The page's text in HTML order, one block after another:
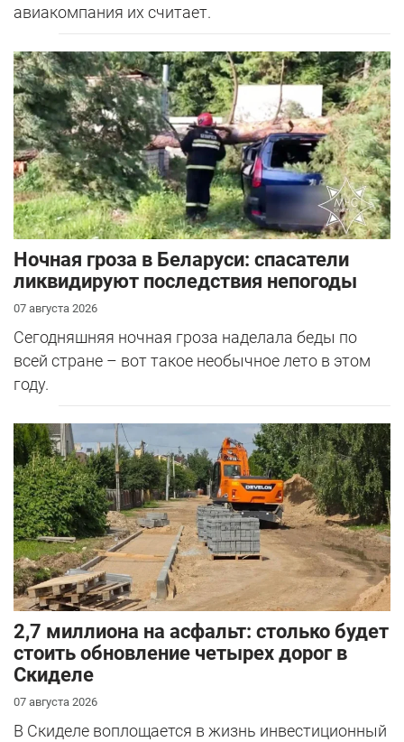
авиакомпания их считает.
Ночная гроза в Беларуси: спасатели
ликвидируют последствия непогоды
07 августа 2026
Сегодняшняя ночная гроза наделала беды по
всей стране – вот такое необычное лето в этом
году.
2,7 миллиона на асфальт: столько будет
стоить обновление четырех дорог в
Скиделе
07 августа 2026
В Скиделе воплощается в жизнь инвестиционный